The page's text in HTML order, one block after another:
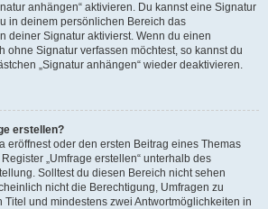
anhängen“ aktivieren. Du kannst eine Signatur
in deinem persönlichen Bereich das
deiner Signatur aktivierst. Wenn du einen
ohne Signatur verfassen möchtest, so kannst du
„Signatur anhängen“ wieder deaktivieren.
erstellen?
eröffnest oder den ersten Beitrag eines Themas
„Umfrage erstellen“ unterhalb des
Solltest du diesen Bereich nicht sehen
nicht die Berechtigung, Umfragen zu
und mindestens zwei Antwortmöglichkeiten in